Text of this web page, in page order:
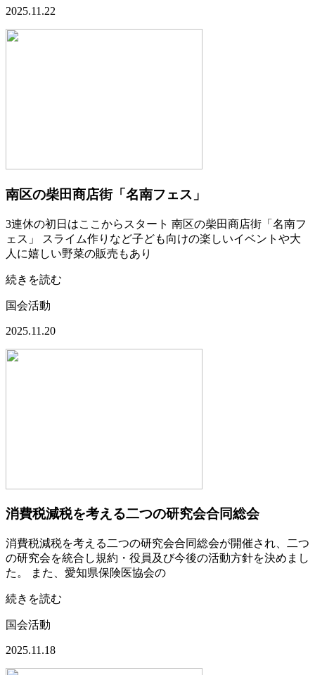
2025.11.22
南区の柴田商店街「名南フェス」
3連休の初日はここからスタート 南区の柴田商店街「名南フ
ェス」 スライム作りなど子ども向けの楽しいイベントや大
人に嬉しい野菜の販売もあり
続きを読む
国会活動
2025.11.20
消費税減税を考える二つの研究会合同総会
消費税減税を考える二つの研究会合同総会が開催され、二つ
の研究会を統合し規約・役員及び今後の活動方針を決めまし
た。 また、愛知県保険医協会の
続きを読む
国会活動
2025.11.18